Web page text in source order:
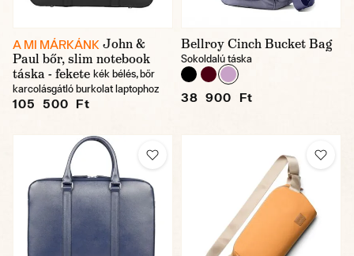
A MI MÁRKÁNK John &
Paul bőr, slim notebook
táska - fekete kék bélés, bőr
karcolásgátló burkolat laptophoz
105 500 Ft
Bellroy Cinch Bucket Bag
Sokoldalú táska
38 900 Ft